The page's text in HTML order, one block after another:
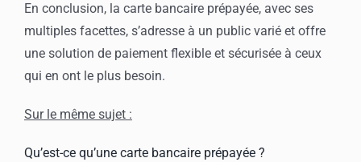
En conclusion, la carte bancaire prépayée, avec ses
multiples facettes, s’adresse à un public varié et offre
une solution de paiement flexible et sécurisée à ceux
qui en ont le plus besoin.
Sur le même sujet :
Qu’est-ce qu’une carte bancaire prépayée ?